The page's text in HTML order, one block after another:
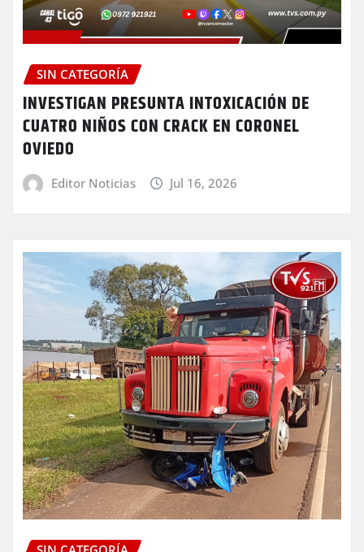
SIN CATEGORÍA
INVESTIGAN PRESUNTA INTOXICACIÓN DE
CUATRO NIÑOS CON CRACK EN CORONEL
OVIEDO
Editor Noticias Jul 16, 2026